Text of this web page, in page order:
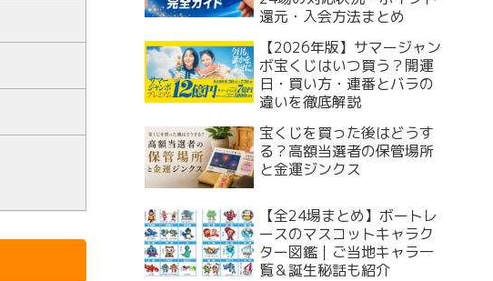
還元・入会方法まとめ
【2026年版】サマージャン
ボ宝くじはいつ買う？開運
日・買い方・連番とバラの
違いを徹底解説
宝くじを買った後はどうす
る？高額当選者の保管場所
と金運ジンクス
【全24場まとめ】ボートレ
ースのマスコットキャラク
ター図鑑｜ご当地キャラ一
覧＆誕生秘話も紹介